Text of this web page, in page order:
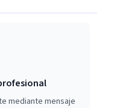
mediante mensaje